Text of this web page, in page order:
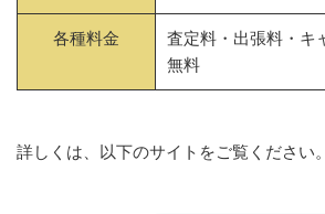
各種料金
査定料・出張料・キ
無料
詳しくは、以下のサイトをご覧ください。